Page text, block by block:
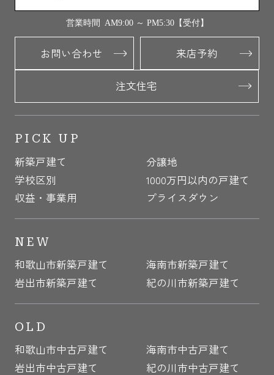
営業時間 AM9:00 ～ PM5:30【受付】
お問い合わせ 来店予約
注文住宅
PICK UP
新築戸建て
分譲地
学校区別
1000万円以内の戸建て
収益・事業用
プライスダウン
NEW
和歌山市新築戸建て
海南市新築戸建て
岩出市新築戸建て
紀の川市新築戸建て
OLD
和歌山市中古戸建て
海南市中古戸建て
岩出市中古戸建て
紀の川市中古戸建て